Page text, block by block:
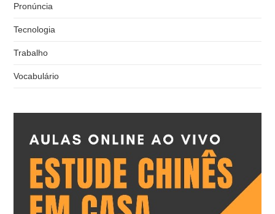
Pronúncia
Tecnologia
Trabalho
Vocabulário